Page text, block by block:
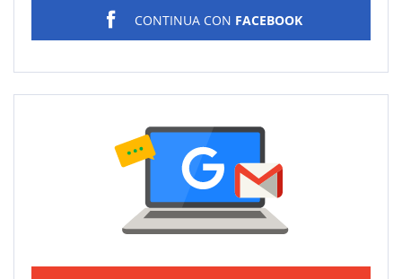
CONTINUA CON FACEBOOK